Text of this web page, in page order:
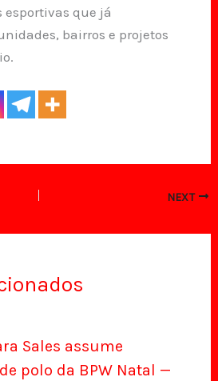
que já
bairros e projetos
NEXT
Sales assume
polo da BPW Natal —